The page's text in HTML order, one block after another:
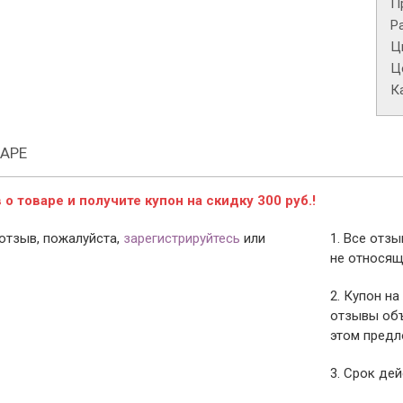
товаре и получите купон на скидку 300 руб.!
пожалуйста, зарегистрируйтесь или
1. Все
не
2. Купон на
отзывы
этом
3. Срок